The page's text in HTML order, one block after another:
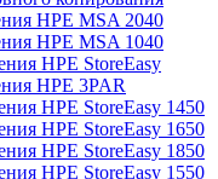
HPE MSA 2040
HPE MSA 1040
HPE StoreEasy
HPE 3PAR
HPE StoreEasy 1450
HPE StoreEasy 1650
HPE StoreEasy 1850
HPE StoreEasy 1550